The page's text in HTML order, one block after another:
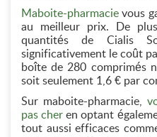
Maboite-pharmacie vous
au meilleur prix. De
quantités de Cialis
significativement le coût
boîte de 280 comprimés
soit seulement 1,6 € par
Sur maboite-pharmacie,
pas cher en optant
tout aussi efficaces